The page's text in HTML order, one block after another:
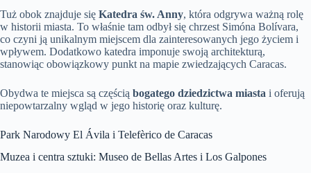
Tuż obok znajduje się Katedra św. Anny, która odgrywa ważną rolę
w historii miasta. To właśnie tam odbył się chrzest Simóna Bolívara,
co czyni ją unikalnym miejscem dla zainteresowanych jego życiem i
wpływem. Dodatkowo katedra imponuje swoją architekturą,
stanowiąc obowiązkowy punkt na mapie zwiedzających Caracas.
Obydwa te miejsca są częścią bogatego dziedzictwa miasta i oferują
niepowtarzalny wgląd w jego historię oraz kulturę.
Park Narodowy El Ávila i Telefèrico de Caracas
Muzea i centra sztuki: Museo de Bellas Artes i Los Galpones